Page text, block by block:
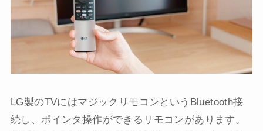
LG製のTVにはマジックリモコンというBluetooth接
続し、ポインタ操作ができるリモコンがあります。